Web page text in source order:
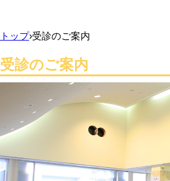
トップ›受診のご案内
受診のご案内